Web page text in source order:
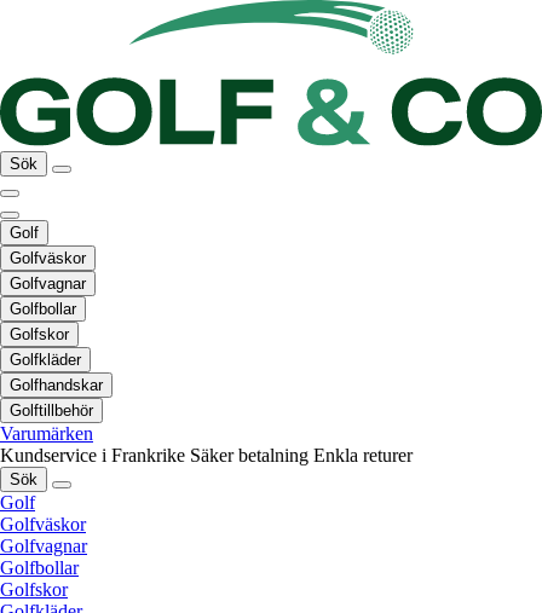
Sök
Golf
Golfväskor
Golfvagnar
Golfbollar
Golfskor
Golfkläder
Golfhandskar
Golftillbehör
Varumärken
Kundservice i Frankrike Säker betalning Enkla returer
Sök
Golf
Golfväskor
Golfvagnar
Golfbollar
Golfskor